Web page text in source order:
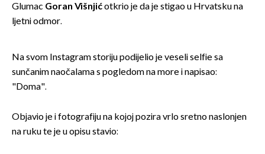
Glumac Goran Višnjićotkrio je da je stigao u Hrvatsku na
ljetni odmor.
Na svom Instagram storiju podijelio je veseli selfie sa
sunčanim naočalama s pogledom na more i napisao:
"Doma".
Objavio je i fotografiju na kojoj pozira vrlo sretno naslonjen
na ruku te je u opisu stavio: